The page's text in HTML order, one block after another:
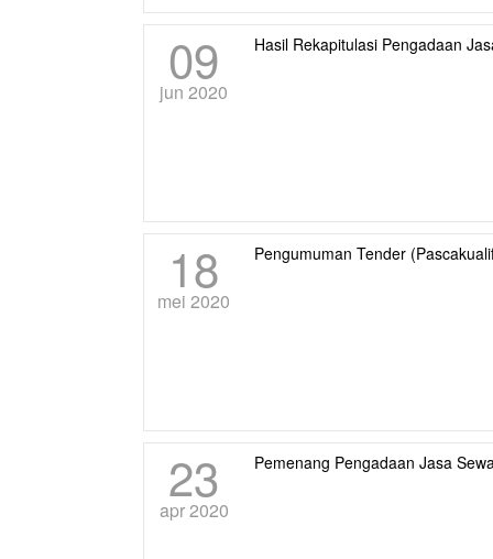
09
jun 2020
Hasil Rekapitulasi Pengadaan
18
mei 2020
Pengumuman Tender
23
apr 2020
Pemenang Pengadaan Jasa